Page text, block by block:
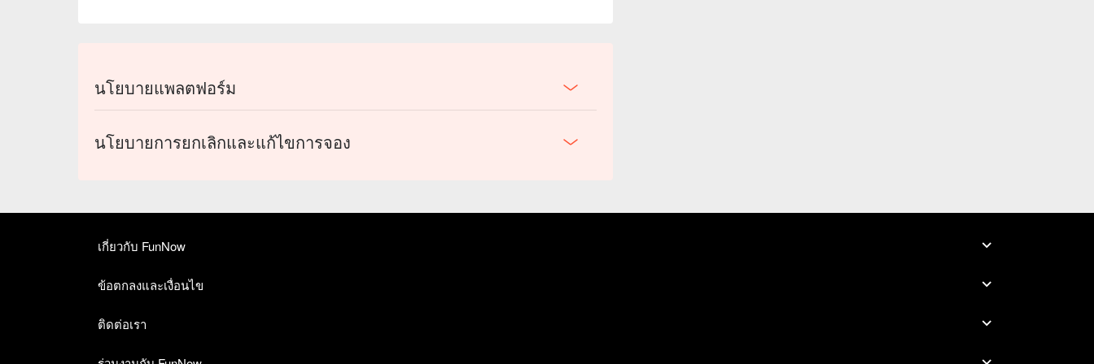
นโยบายแพลตฟอร์ม
นโยบายการยกเลิกและแก้ไขการจอง
เกี่ยวกับ FunNow
ข้อตกลงและเงื่อนไข
ติดต่อเรา